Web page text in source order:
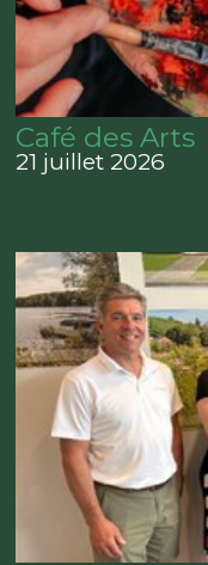
Café des Arts
21 juillet 2026